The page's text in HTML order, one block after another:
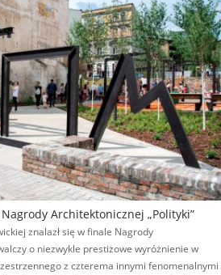
Architektonicznej „Polityki”
znalazł się w finale Nagrody
o niezwykle prestiżowe wyróżnienie w
z czterema innymi fenomenalnymi